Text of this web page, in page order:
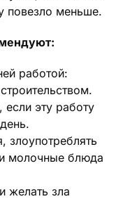
повезло меньше.
работой:
если эту работу
злоупотреблять
молочные блюда
желать зла